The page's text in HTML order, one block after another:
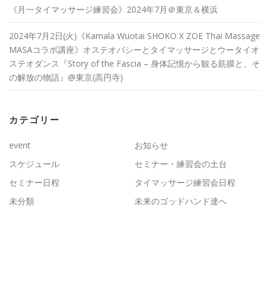
《月一タイマッサージ練習会》2024年7月＠東京＆横浜
2024年7月2日(火)《Kamala Wuotai SHOKO X ZOE Thai Massage
MASAコラボ講座》オステオパシーとタイマッサージとウータイオ
ステオダンス『Story of the Fascia – 身体記憶から観る筋膜と、そ
の解放の物語』@東京(高円寺)
カテゴリー
event
お知らせ
スケジュール
セミナー・練習会の土台
セミナー日程
タイマッサージ練習会日程
未分類
未来のゴッドハンド達へ